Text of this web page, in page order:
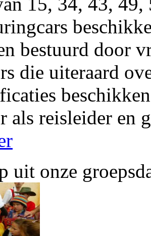
bestuurd door
die uiteraard
als reisleider en
uit onze